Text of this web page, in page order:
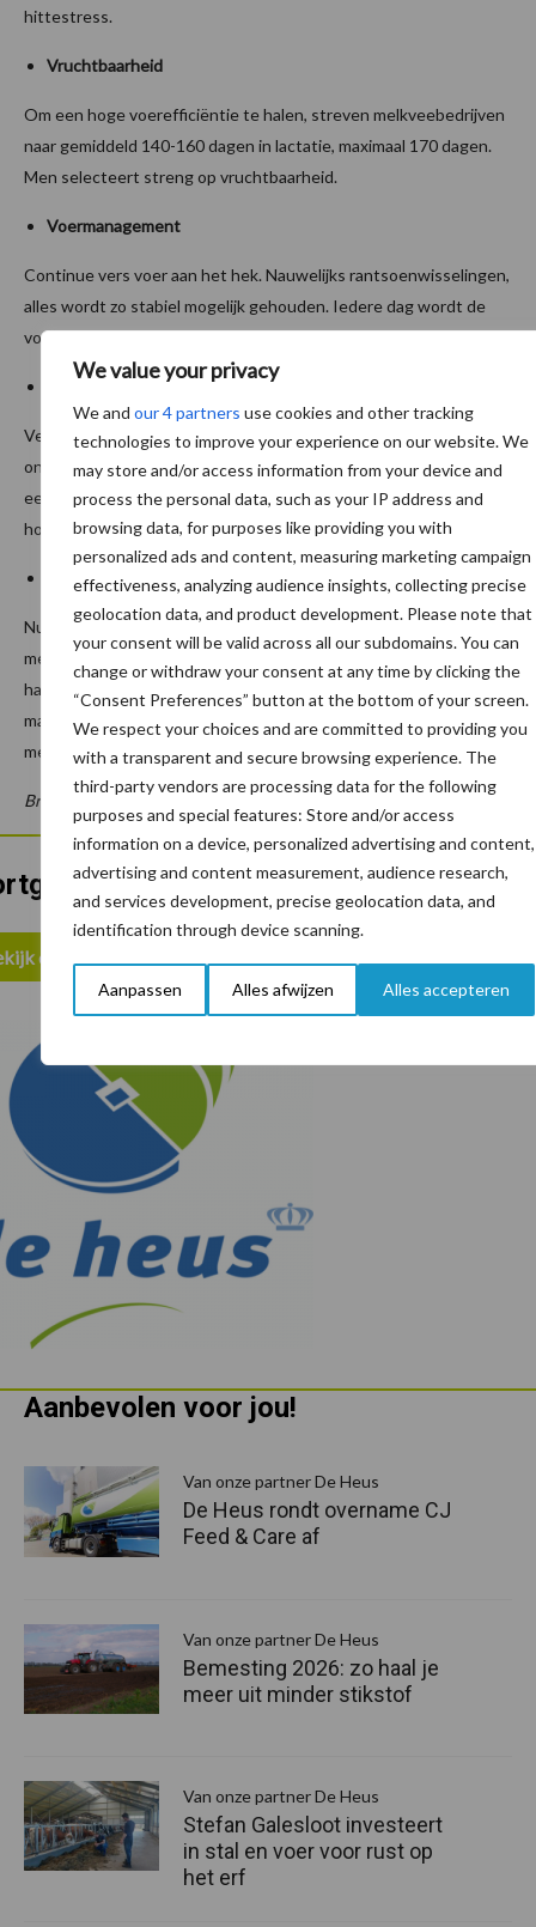
We value your privacy
We and our 4 partners use cookies and other tracking
technologies to improve your experience on our website. We
may store and/or access information from your device and
process the personal data, such as your IP address and
browsing data, for purposes like providing you with
personalized ads and content, measuring marketing campaign
effectiveness, analyzing audience insights, collecting precise
geolocation data, and product development. Please note that
your consent will be valid across all our subdomains. You can
change or withdraw your consent at any time by clicking the
“Consent Preferences” button at the bottom of your screen.
We respect your choices and are committed to providing you
with a transparent and secure browsing experience. The
third-party vendors are processing data for the following
purposes and special features: Store and/or access
information on a device, personalized advertising and content,
advertising and content measurement, audience research,
and services development, precise geolocation data, and
identification through device scanning.
Aanpassen Alles afwijzen Alles accepteren
hittestress.
Vruchtbaarheid
Om een hoge voerefficiëntie te halen, streven melkveebedrijven
naar gemiddeld 140-160 dagen in lactatie, maximaal 170 dagen.
Men selecteert streng op vruchtbaarheid.
Voermanagement
Continue vers voer aan het hek. Nauwelijks rantsoenwisselingen,
alles wordt zo stabiel mogelijk gehouden. Iedere dag wordt de
voerefficiëntie berekend en daar wordt op gestuurd.
Veehouders onderstrepen het belang vanOmniGen. Het
ondersteunt de weerstand, zorgt voor sneller herstel na ziekte,
een lager celgetal, helpt tegen hittestress en draagt bij aan een
hogere voerefficiëntie en saldo.
Levensduur
Nu heb je misschien het idee dat koeien in Israël maar 2 lactaties
meegaan, maar het tegenovergestelde is waar. Melkveebedrijven
halen een vervangingspercentage van 20%. Dus met optimaal
management kunnen de koeien niet alleen een hoge
melkproductie presteren, maar dit ook volhouden.
Bron: De Heus
artikelen lezen?
de partnerpagina van De Heus
Aanbevolen voor jou!
Van onze partner De Heus
De Heus rondt overname CJ
Feed & Care af
Van onze partner De Heus
Bemesting 2026: zo haal je
meer uit minder stikstof
Van onze partner De Heus
Stefan Galesloot investeert
in stal en voer voor rust op
het erf